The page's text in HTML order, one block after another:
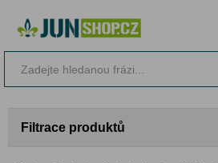
Filtrace produktů